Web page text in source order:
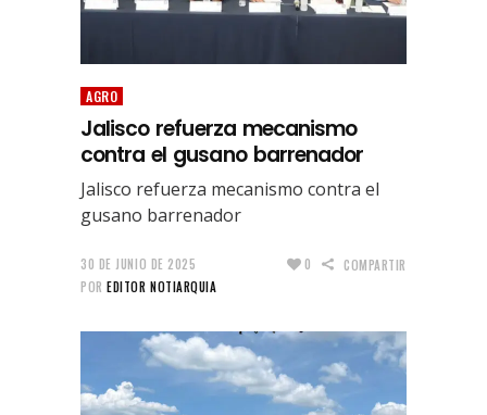
AGRO
Jalisco refuerza mecanismo
contra el gusano barrenador
Jalisco refuerza mecanismo contra el
gusano barrenador
30 DE JUNIO DE 2025
POR EDITOR NOTIARQUIA
0 COMPARTIR